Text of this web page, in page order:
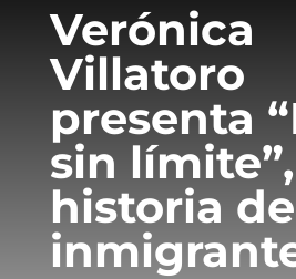
Verónica
Villatoro
presenta
sin
historia